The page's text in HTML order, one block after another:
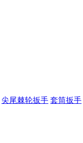
尖尾棘轮扳手 套筒扳手